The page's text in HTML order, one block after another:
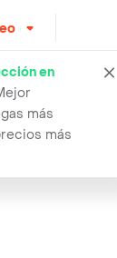
en
más
más
,Artico